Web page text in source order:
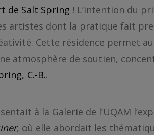
de Salt Spring ! L’intention du
artistes dont la pratique fait
Cette résidence permet
atmosphère de soutien,
C.-B..
à la Galerie de l’UQAM
, où elle abordait les